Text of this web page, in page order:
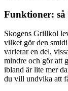
Funktioner:
Skogens Grillkol
vilket gör den
varierar en del,
mindre och gör att
ibland är lite mer
du vill undvika att